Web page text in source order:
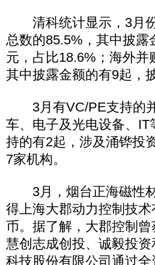
清科统计显示，3月份
总数的85.5%，其中披露
元，占比18.6%；海外
其中披露金额的有9起，
3月有VC/PE支持的并
车、电子及光电设备、
持的有2起，涉及涌铧投
7家机构。
3月，烟台正海磁性材
得上海大郡动力控制技
币。据了解，大郡控制
慧创志成创投、诚毅投
科技股份有限公司通过